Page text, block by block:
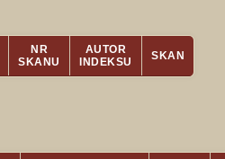
NR
SKANU
AUTOR
INDEKSU
SKAN